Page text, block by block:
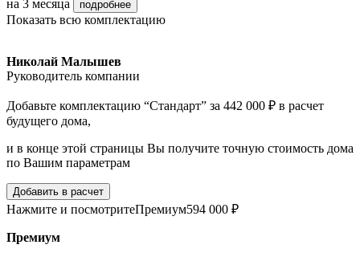
на 3 месяца
подробнее
Показать всю комплектацию
Николай Малышев
Руководитель компании
Добавьте комплектацию “Стандарт” за 442 000 ₽ в расчет
будущего дома,
и в конце этой страницы Вы получите точную стоимость дома
по Вашим параметрам
Добавить в расчет
Нажмите и посмотритеПремиум594 000 ₽
Премиум